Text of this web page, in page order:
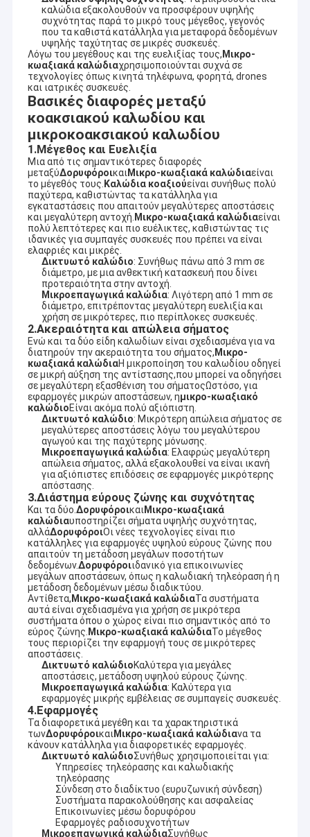
Σπίτι
Προϊόντα
Βίντεο
Περίπου εμείς
Γύρος εργοστασίων
Μας ελάτε σε επαφή με
ειδήσεις
Περιπτώσεις
καλώδια εξακολουθούν να προσφέρουν υψηλής
συχνότητας παρά το μικρό τους μέγεθος, γεγονός
που τα καθιστά κατάλληλα για μεταφορά δεδομένων
υψηλής ταχύτητας σε μικρές συσκευές.
Λόγω του μεγέθους και της ευελιξίας τους, Μικρο-
κωαξιακά καλώδιαχρησιμοποιούνται συχνά σε
τεχνολογίες όπως κινητά τηλέφωνα, φορητά, drones
και ιατρικές συσκευές.
Βασικές διαφορές μεταξύ
κοακσιακού καλωδίου και
μικροκοακσιακού καλωδίου
1.Μέγεθος και Ευελιξία
Μια από τις σημαντικότερες διαφορές
μεταξύΔορυφόροικαιΜικρο-κωαξιακά καλώδιαείναι
το μέγεθός τους. Καλώδια κοαξιούείναι συνήθως πολύ
παχύτερα, καθιστώντας τα κατάλληλα για
εγκαταστάσεις που απαιτούν μεγαλύτερες αποστάσεις
και μεγαλύτερη αντοχή. Μικρο-κωαξιακά καλώδιαείναι
πολύ λεπτότερες και πιο ευέλικτες, καθιστώντας τις
ιδανικές για συμπαγές συσκευές που πρέπει να είναι
ελαφριές και μικρές.
Δικτυωτό καλώδιο: Συνήθως πάνω από 3 mm σε
διάμετρο, με μια ανθεκτική κατασκευή που δίνει
προτεραιότητα στην αντοχή.
Μικροεπαγωγικά καλώδια: Λιγότερη από 1 mm σε
διάμετρο, επιτρέποντας μεγαλύτερη ευελιξία και
χρήση σε μικρότερες, πιο περίπλοκες συσκευές.
2.Ακεραιότητα και απώλεια σήματος
Ενώ και τα δύο είδη καλωδίων είναι σχεδιασμένα για να
διατηρούν την ακεραιότητα του σήματος, Μικρο-
κωαξιακά καλώδιαΗ μικροποίηση του καλωδίου οδηγεί
σε μικρή αύξηση της αντίστασης,που μπορεί να οδηγήσει
σε μεγαλύτερη εξασθένιση του σήματοςΩστόσο, για
εφαρμογές μικρών αποστάσεων, ημικρο-κωαξιακό
καλώδιοΕίναι ακόμα πολύ αξιόπιστη.
Δικτυωτό καλώδιο: Μικρότερη απώλεια σήματος σε
μεγαλύτερες αποστάσεις λόγω του μεγαλύτερου
αγωγού και της παχύτερης μόνωσης.
Μικροεπαγωγικά καλώδια: Ελαφρώς μεγαλύτερη
απώλεια σήματος, αλλά εξακολουθεί να είναι ικανή
για αξιόπιστες επιδόσεις σε εφαρμογές μικρότερης
απόστασης.
3.Διάστημα εύρους ζώνης και συχνότητας
Και τα δύο.ΔορυφόροικαιΜικρο-κωαξιακά
καλώδιαυποστηρίζει σήματα υψηλής συχνότητας,
αλλάΔορυφόροιΟι νέες τεχνολογίες είναι πιο
κατάλληλες για εφαρμογές υψηλού εύρους ζώνης που
απαιτούν τη μετάδοση μεγάλων ποσοτήτων
δεδομένων.Δορυφόροιιδανικό για επικοινωνίες
μεγάλων αποστάσεων, όπως η καλωδιακή τηλεόραση ή η
μετάδοση δεδομένων μέσω διαδικτύου.
Αντίθετα, Μικρο-κωαξιακά καλώδιαΤα συστήματα
αυτά είναι σχεδιασμένα για χρήση σε μικρότερα
συστήματα όπου ο χώρος είναι πιο σημαντικός από το
εύρος ζώνης. Μικρο-κωαξιακά καλώδιαΤο μέγεθος
τους περιορίζει την εφαρμογή τους σε μικρότερες
αποστάσεις.
Δικτυωτό καλώδιοΚαλύτερα για μεγάλες
αποστάσεις, μετάδοση υψηλού εύρους ζώνης.
Μικροεπαγωγικά καλώδια: Καλύτερα για
εφαρμογές μικρής εμβέλειας σε συμπαγείς συσκευές.
4.Εφαρμογές
Τα διαφορετικά μεγέθη και τα χαρακτηριστικά
τωνΔορυφόροικαιΜικρο-κωαξιακά καλώδιανα τα
κάνουν κατάλληλα για διαφορετικές εφαρμογές.
Δικτυωτό καλώδιοΣυνήθως χρησιμοποιείται για:
Υπηρεσίες τηλεόρασης και καλωδιακής
τηλεόρασης
Σύνδεση στο διαδίκτυο (ευρυζωνική σύνδεση)
Συστήματα παρακολούθησης και ασφαλείας
Επικοινωνίες μέσω δορυφόρου
Εφαρμογές ραδιοσυχνοτήτων
Μικροεπαγωγικά καλώδιαΣυνήθως
Ηλεκτρονική Co. Zhangjiagang RY, ΕΠΕ (το www.cable-
antenna.com)
Ιδρυμένος το 2016, στρέφεται στο σχεδιασμό και την
κατασκευή των προϊόντων τηλεγράφησης και των κεραιών
επικοινωνίας.
Έχει αναπτύξει μια σειρά των προϊόντων
συμπεριλαμβανομένου:
1. Συνδέοντας με καλώδιο harness&Cable συνέλευση:
Το ηλεκτρικό λουρί καλωδίων, το καλώδιο LVDS/LCD, το
καλώδιο τροφοδοσίας, το καλώδιο USB, το καλώδιο
commucation, το καλώδιο RF, το επίπεδο καλώδιο κορδελλών,
η συνέλευση καλωδίων συνήθειας και το καλώδιο
εκμεταλλεύονται, κ.λπ.
2. Ευρεία ποικιλία των κεραιών cOem και ODM:
VHF, UHF, WI-Fi, 3G, 4G, 5G, RFID, ΙΣΜΌΣ, NB-IOT, ΠΣΤ, GLONASS,
BEIDOU κ.λπ.